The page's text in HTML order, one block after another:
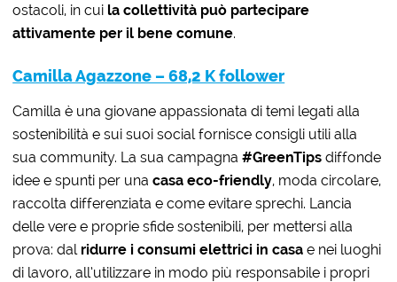
ostacoli, in cui la collettività può partecipare
attivamente per il bene comune.
Camilla Agazzone – 68,2 K follower
Camilla è una giovane appassionata di temi legati alla
sostenibilità e sui suoi social fornisce consigli utili alla
sua community. La sua campagna#GreenTipsdiffonde
idee e spunti per unacasa eco-friendly, moda circolare,
raccolta differenziata e come evitare sprechi. Lancia
delle vere e proprie sfide sostenibili, per mettersi alla
prova: dal ridurre i consumi elettrici in casa e nei luoghi
di lavoro, all’utilizzare in modo più responsabile i propri